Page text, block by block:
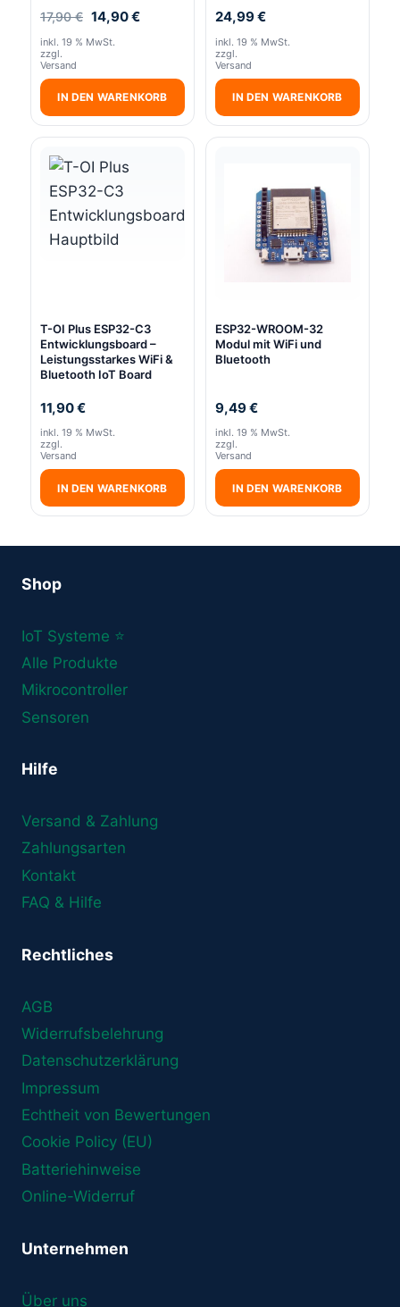
17,90€ Ursprünglicher
war:
14,90€Aktueller
inkl. 19 % MwSt.
zzgl.
Versand
IN DEN WARENKORB
24,99€
inkl. 19 % MwSt.
zzgl.
Versand
IN DEN WARENKORB
T-OI Plus ESP32-C3
Entwicklungsboard –
Leistungsstarkes WiFi &
Bluetooth IoT Board
11,90€
inkl. 19 % MwSt.
zzgl.
Versand
IN DEN WARENKORB
ESP32-WROOM-32
Modul mit WiFi und
Bluetooth
9,49€
inkl. 19 % MwSt.
zzgl.
Versand
IN DEN WARENKORB
Shop
IoT Systeme ⭐
Alle Produkte
Mikrocontroller
Sensoren
Hilfe
Versand & Zahlung
Zahlungsarten
Kontakt
FAQ & Hilfe
Rechtliches
AGB
Widerrufsbelehrung
Datenschutzerklärung
Impressum
Echtheit von Bewertungen
Cookie Policy (EU)
Batteriehinweise
Online-Widerruf
Unternehmen
Über uns